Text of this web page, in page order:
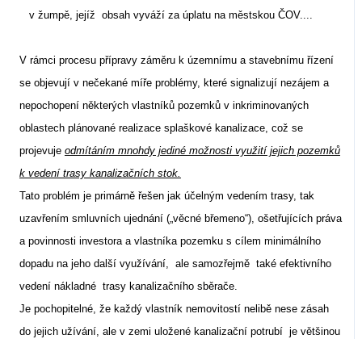
v žumpě, jejíž obsah vyváží za úplatu na městskou ČOV....
V rámci procesu přípravy záměru k územnímu a stavebnímu řízení
se objevují v nečekané míře problémy, které signalizují nezájem a
nepochopení některých vlastníků pozemků v inkriminovaných
oblastech plánované realizace splaškové kanalizace, což se
projevuje odmítáním mnohdy jediné možnosti využití jejich pozemků
k vedení trasy kanalizačních stok.
Tato problém je primárně řešen jak účelným vedením trasy, tak
uzavřením smluvních ujednání („věcné břemeno“), ošetřujících práva
a povinnosti investora a vlastníka pozemku s cílem minimálního
dopadu na jeho další využívání, ale samozřejmě také efektivního
vedení nákladné trasy kanalizačního sběrače.
Je pochopitelné, že každý vlastník nemovitostí nelibě nese zásah
do jejich užívání, ale v zemi uložené kanalizační potrubí je většinou